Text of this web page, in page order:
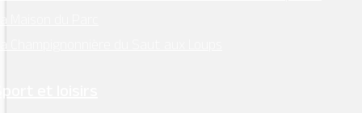
Maison du Parc
Champignonnière du Saut aux Loups
et loisirs